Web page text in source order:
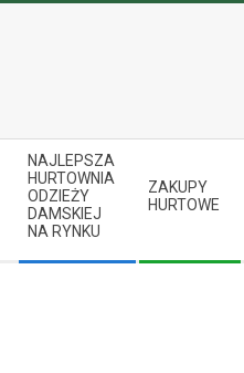
Secondary
Navigation
Menu
NAJLEPSZA
HURTOWNIA
ODZIEŻY
DAMSKIEJ
NA RYNKU
ZAKUPY
HURTOWE